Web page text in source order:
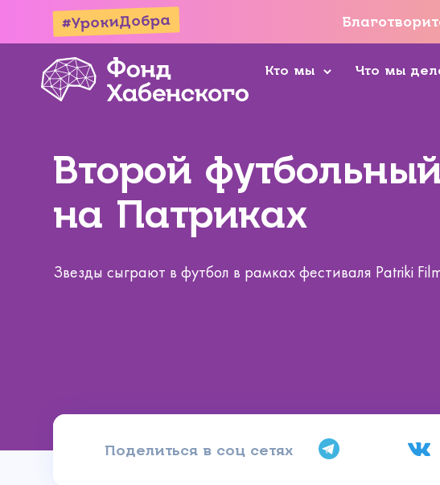
#УрокиДобра
Кто мы Что мы
Второй
на Патриках
Звезды сыграют в футбол в рамках фестиваля Patriki
Поделиться в соц сетях